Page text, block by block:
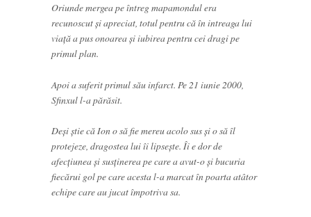
Oriunde mergea pe întreg mapamondul era
recunoscut și apreciat, totul pentru că în intreaga lui
viaţă a pus onoarea și iubirea pentru cei dragi pe
primul plan.
Apoi a suferit primul său infarct. Pe 21 iunie 2000,
Sfinxul l-a părăsit.
Deși știe că Ion o să fie mereu acolo sus și o să îl
protejeze, dragostea lui îi lipsește. Îi e dor de
afecțiunea și susținerea pe care a avut-o și bucuria
fiecărui gol pe care acesta l-a marcat în poarta atâtor
echipe care au jucat împotriva sa.